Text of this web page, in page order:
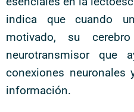
indica que cuando
motivado, su
neurotransmisor que
conexiones
información.